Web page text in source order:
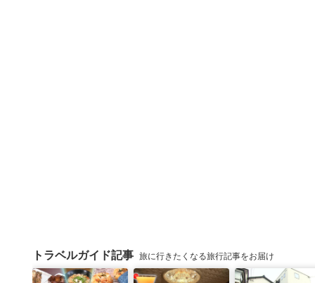
トラベルガイド記事 旅に行きたくなる旅行記事をお届け